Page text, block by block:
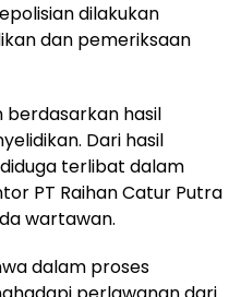
dilakukan
dan pemeriksaan
berdasarkan hasil
Dari hasil
terlibat dalam
PT Raihan Catur Putra
wartawan.
dalam proses